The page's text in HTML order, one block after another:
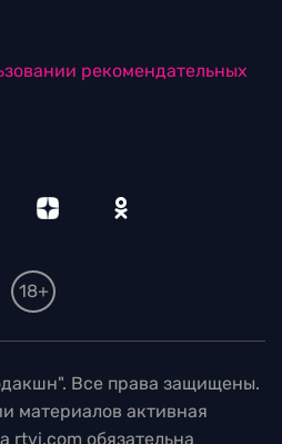
рекомендательных
18+
Все права защищены.
материалов активная
rtvi.com обязательна